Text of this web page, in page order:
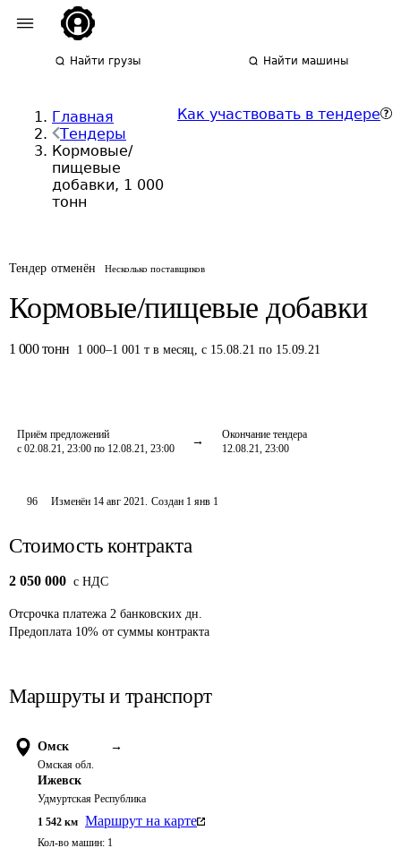
Найти грузы Найти машины
Главная
Тендеры
Кормовые/
пищевые
добавки, 1 000
тонн
Как участвовать в тендере
Тендер отменён Несколько поставщиков
Кормовые/пищевые добавки
1 000 тонн 1 000–1 001 т в месяц, с 15.08.21 по 15.09.21
Приём предложений
с 02.08.21, 23:00 по 12.08.21, 23:00
Окончание тендера
12.08.21, 23:00
96 Изменён 14 авг 2021. Создан 1 янв 1
Стоимость контракта
2 050 000 c НДС
Отсрочка платежа 2 банковских дн.
Предоплата 10% от суммы контракта
Маршруты и транспорт
Омск →
Омская обл.
Ижевск
Удмуртская Республика
1 542 км Маршрут на карте
Кол-во машин: 1